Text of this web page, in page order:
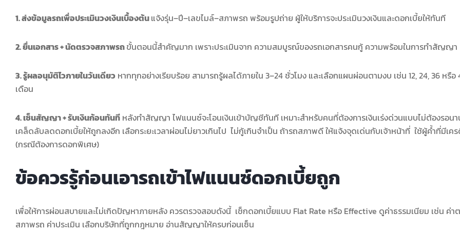
1. ส่งข้อมูลรถเพื่อประเมินวงเงินเบื้องต้นแจ้งรุ่น–ปี–เลขไมล์–สภาพรถ พร้อมรูปถ่าย ผู้ให้บริการจะประเมินวงเงินและดอกเบี้ยให้ทันที
2. ยื่นเอกสาร + นัดตรวจสภาพรถขั้นตอนนี้สำคัญมาก เพราะประเมินจาก ความสมบูรณ์ของรถเอกสารคนกู้ ความพร้อมในการทำสัญญา
3. รู้ผลอนุมัติไวภายในวันเดียว หากทุกอย่างเรียบร้อย สามารถรู้ผลได้ภายใน 3–24 ชั่วโมง และเลือกแผนผ่อนตามงบ เช่น 12, 24, 36 หรือ
เดือน
4. เซ็นสัญญา + รับเงินก้อนทันที หลังทำสัญญา ไฟแนนซ์จะโอนเงินเข้าบัญชีทันที เหมาะสำหรับคนที่ต้องการเงินเร่งด่วนแบบไม่ต้องรอน
เคล็ดลับลดดอกเบี้ยให้ถูกลงอีก เลือกระยะเวลาผ่อนไม่ยาวเกินไป ไม่กู้เกินจำเป็น ถ้ารถสภาพดี ให้แจ้งจุดเด่นกับเจ้าหน้าที่ ใช้ผู้ค้ำที่มีเค
(กรณีต้องการดอกพิเศษ)
ข้อควรรู้ก่อนเอารถเข้าไฟแนนซ์ดอกเบี้ยถูก
เพื่อให้การผ่อนสบายและไม่เกิดปัญหาภายหลัง ควรตรวจสอบดังนี้ เช็กดอกเบี้ยแบบ Flat Rate หรือ Effective ดูค่าธรรมเนียม เช่น ค่า
สภาพรถ ค่าประเมิน เลือกบริษัทที่ถูกกฎหมาย อ่านสัญญาให้ครบก่อนเซ็น